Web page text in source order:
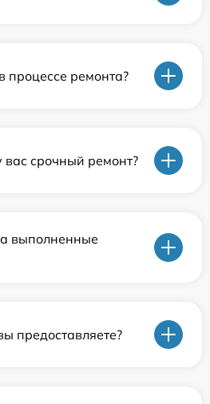
процессе ремонта?
срочный ремонт?
выполненные
предоставляете?